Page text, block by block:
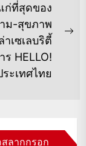
ก่ที่สุดของ
ม-สุขภาพ
เซเลบริตี้
HELLO!
ระเทศไทย
ลากกรอก